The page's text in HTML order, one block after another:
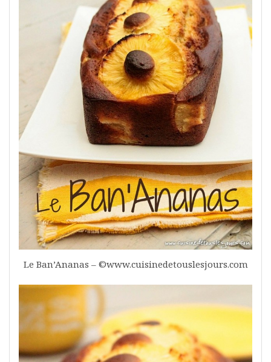
Le Ban’Ananas – ©www.cuisinedetouslesjours.com